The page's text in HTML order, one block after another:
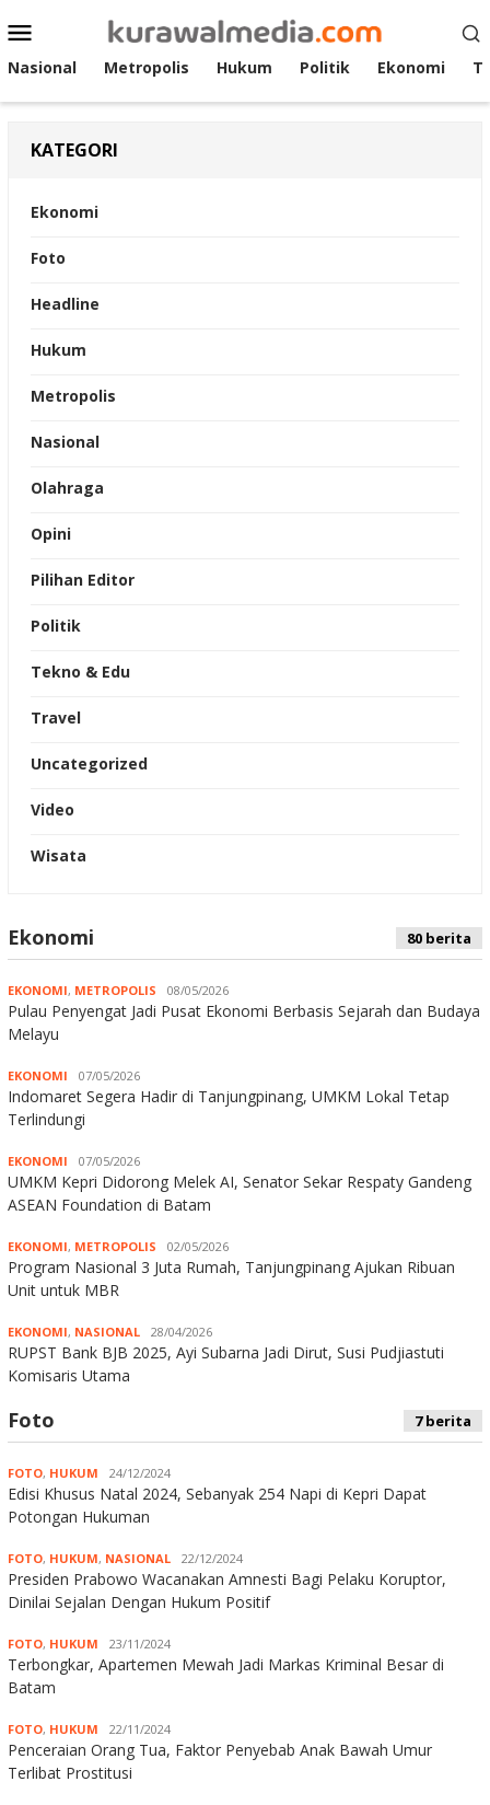
ke
konten
Menu
Mobile
Nasional Metropolis Hukum Politik Ekonomi
KATEGORI
Ekonomi
Foto
Headline
Hukum
Metropolis
Nasional
Olahraga
Opini
Pilihan Editor
Politik
Tekno & Edu
Travel
Uncategorized
Video
Wisata
Indeks
Ekonomi 80 berita
EKONOMI, METROPOLIS 08/05/2026
Pulau Penyengat Jadi Pusat Ekonomi Berbasis Sejarah dan Budaya
Melayu
EKONOMI 07/05/2026
Indomaret Segera Hadir di Tanjungpinang, UMKM Lokal Tetap
Terlindungi
EKONOMI 07/05/2026
UMKM Kepri Didorong Melek AI, Senator Sekar Respaty Gandeng
ASEAN Foundation di Batam
EKONOMI, METROPOLIS 02/05/2026
Program Nasional 3 Juta Rumah, Tanjungpinang Ajukan Ribuan
Unit untuk MBR
EKONOMI, NASIONAL 28/04/2026
RUPST Bank BJB 2025, Ayi Subarna Jadi Dirut, Susi Pudjiastuti
Komisaris Utama
Foto 7 berita
FOTO, HUKUM 24/12/2024
Edisi Khusus Natal 2024, Sebanyak 254 Napi di Kepri Dapat
Potongan Hukuman
FOTO, HUKUM, NASIONAL 22/12/2024
Presiden Prabowo Wacanakan Amnesti Bagi Pelaku Koruptor,
Dinilai Sejalan Dengan Hukum Positif
FOTO, HUKUM 23/11/2024
Terbongkar, Apartemen Mewah Jadi Markas Kriminal Besar di
Batam
FOTO, HUKUM 22/11/2024
Penceraian Orang Tua, Faktor Penyebab Anak Bawah Umur
Terlibat Prostitusi